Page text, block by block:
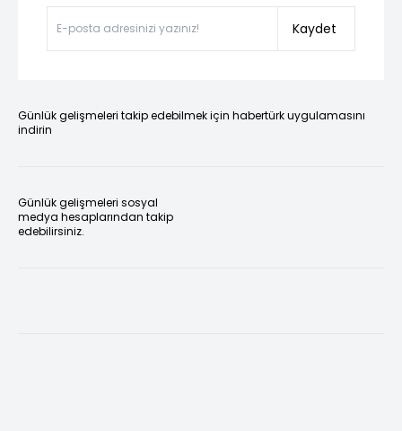
Kaydet
Günlük gelişmeleri takip edebilmek için habertürk uygulamasını
indirin
Günlük gelişmeleri sosyal
medya hesaplarından takip
edebilirsiniz.